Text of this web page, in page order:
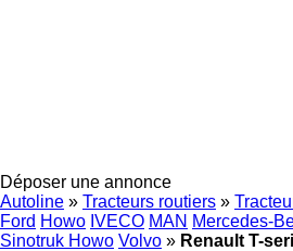
Déposer une annonce
Autoline » Tracteurs routiers »
Ford Howo IVECO MAN Mercedes-
Sinotruk Howo Volvo » Renault T-